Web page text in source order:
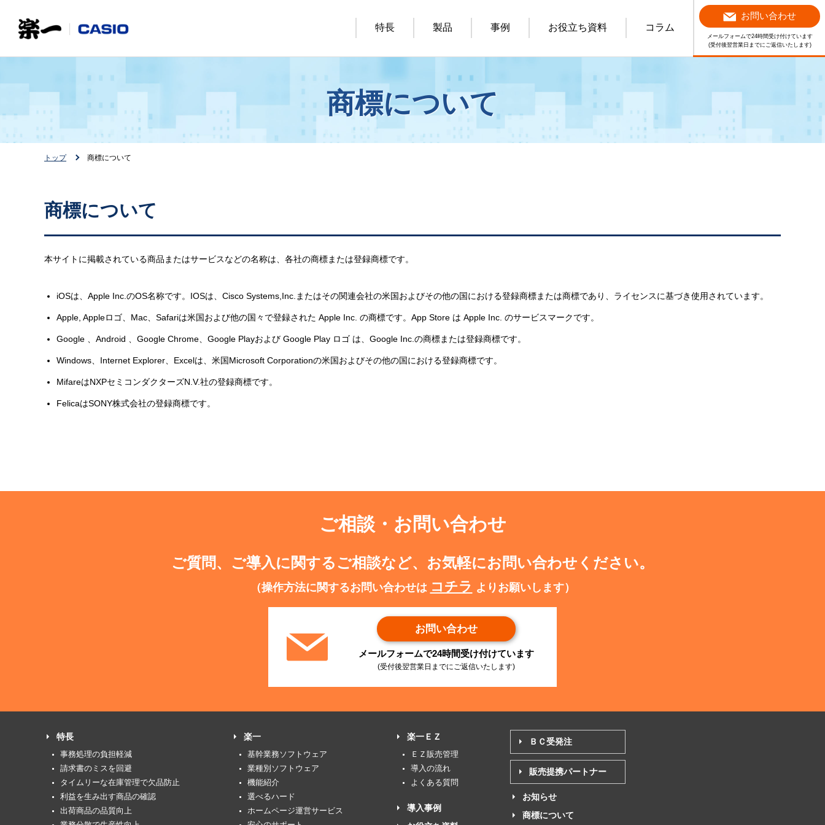
特長 製品 事例 お役立ち資料 コラム
お問い合わせ
メールフォームで24時間受け付けています
(受付後翌営業日までにご返信いたします)
商標について
トップ 商標について
商標について
本サイトに掲載されている商品またはサービスなどの名称は、各社の商標または登録商標です。
iOSは、Apple Inc.のOS名称です。IOSは、Cisco Systems,Inc.またはその関連会社の米国およびその他の国における登録商標または商標であり、ライセンスに基づき使用されています。
Apple, Appleロゴ、Mac、Safariは米国および他の国々で登録された Apple Inc. の商標です。App Store は Apple Inc. のサービスマークです。
Google 、Android 、Google Chrome、Google Playおよび Google Play ロゴ は、Google Inc.の商標または登録商標です。
Windows、Internet Explorer、Excelは、米国Microsoft Corporationの米国およびその他の国における登録商標です。
MifareはNXPセミコンダクターズN.V.社の登録商標です。
FelicaはSONY株式会社の登録商標です。
ご相談・お問い合わせ
ご質問、ご導入に関するご相談など、お気軽にお問い合わせください。
（操作方法に関するお問い合わせは コチラ よりお願いします）
お問い合わせ
メールフォームで24時間受け付けています
(受付後翌営業日までにご返信いたします)
特長
事務処理の負担軽減
請求書のミスを回避
タイムリーな在庫管理で欠品防止
利益を生み出す商品の確認
出荷商品の品質向上
楽一
基幹業務ソフトウェア
業種別ソフトウェア
機能紹介
選べるハード
ホームページ運営サービス
楽一ＥＺ
ＥＺ販売管理
導入の流れ
よくある質問
導入事例
ＢＣ受発注
販売提携パートナー
お知らせ
商標について